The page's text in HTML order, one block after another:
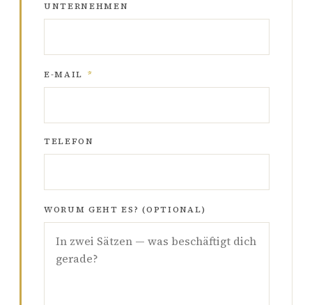
UNTERNEHMEN
E-MAIL *
TELEFON
WORUM GEHT ES? (OPTIONAL)